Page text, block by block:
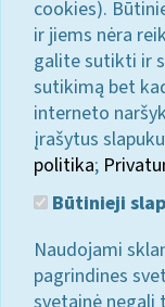
cookies).
ir jiems nėra
galite sutikti ir
sutikimą bet
interneto
įrašytus
politika;
Būtinieji
Naudojami
pagrindines